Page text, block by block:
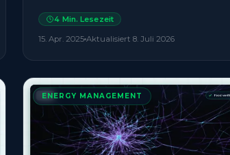
4 Min. Lesezeit
15. Apr. 2025 Aktualisiert8. Juli 2026
ENERGY MANAGEMENT